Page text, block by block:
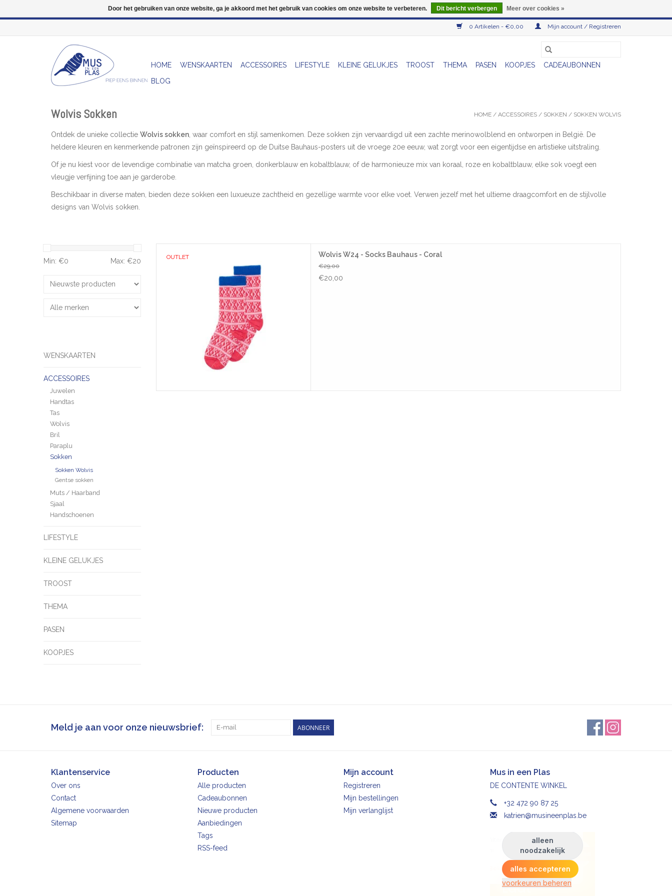
0 Artikelen - €0,00 Mijn account / Registreren
HOME WENSKAARTEN ACCESSOIRES LIFESTYLE KLEINE GELUKJES TROOST THEMA PASEN KOOPJES
CADEAUBONNEN
BLOG
Wolvis Sokken HOME / ACCESSOIRES / SOKKEN / SOKKEN WOLVIS
Ontdek de unieke collectie Wolvis sokken , waar comfort en stijl samenkomen. Deze sokken zijn vervaardigd uit een zachte merinowolblend en ontworpen in België. De
heldere kleuren en kenmerkende patronen zijn geïnspireerd op de Duitse Bauhaus-posters uit de vroege 20e eeuw, wat zorgt voor een eigentijdse en artistieke uitstraling.
Of je nu kiest voor de levendige combinatie van matcha groen, donkerblauw en kobaltblauw, of de harmonieuze mix van koraal, roze en kobaltblauw, elke sok voegt een
vleugje verfijning toe aan je garderobe.
Beschikbaar in diverse maten, bieden deze sokken een luxueuze zachtheid en gezellige warmte voor elke voet. Verwen jezelf met het ultieme draagcomfort en de stijlvolle
designs van Wolvis sokken.
Min: €0 Max: €20
WENSKAARTEN
ACCESSOIRES
Juwelen
Handtas
Tas
Wolvis
Bril
Paraplu
Sokken
Sokken Wolvis
Gentse sokken
Muts / Haarband
Sjaal
Handschoenen
LIFESTYLE
KLEINE GELUKJES
TROOST
THEMA
PASEN
KOOPJES
OUTLET
van een zachte merinoblend in heldere kleuren.
Geniet de hele dag van de gezellige warmte en
luxueuze zachtheid rond je voeten!
TOEVOEGEN AAN WINKELWAGEN
Wolvis W24 - Socks Bauhaus - Coral
€29,00
€20,00
Meld je aan voor onze nieuwsbrief: ABONNEER
Klantenservice
Over ons
Contact
Algemene voorwaarden
Sitemap
Producten
Alle producten
Cadeaubonnen
Nieuwe producten
Aanbiedingen
Tags
RSS-feed
Mijn account
Registreren
Mijn bestellingen
Mijn verlanglijst
Mus in een Plas
DE CONTENTE WINKEL
+32 472 90 87 25
katrien@musineenplas.be
Door het gebruiken van onze website, ga je akkoord met het gebruik van cookies om onze website te verbeteren. Dit bericht verbergen Meer over cookies »
Wij zijn uitzonderlijk gesloten op Do 06/08 en Do 13/08